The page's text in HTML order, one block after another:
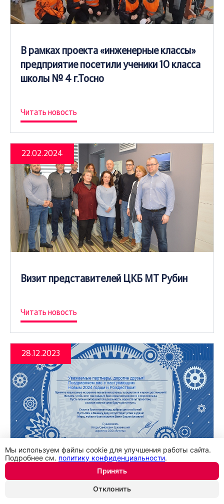
В рамках проекта «инженерные классы»
предприятие посетили ученики 10 класса
школы № 4 г.Тосно
Читать новость
22.02.2024
Визит представителей ЦКБ МТ Рубин
Читать новость
28.12.2023
Поздравляем с наступающим Новым
годом и Рождеством!
Мы используем файлы cookie для улучшения работы сайта.
Подробнее см. политику конфиденциальности.
Принять
Отклонить